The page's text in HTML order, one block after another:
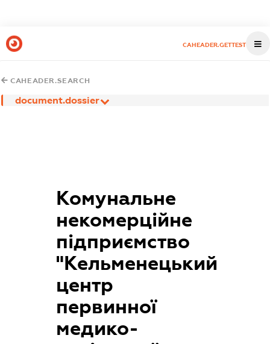
CAHEADER.GETTEST
CAHEADER.SEARCH
document.dossier
Комунальне
некомерційне
підприємство
"Кельменецький
центр
первинної
медико-